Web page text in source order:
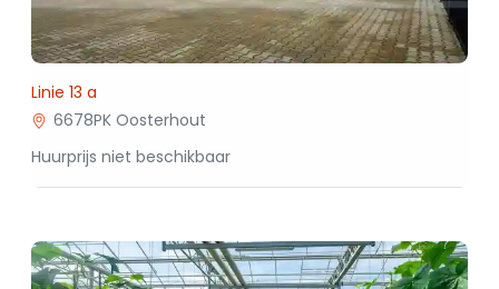
Linie 13 a
6678PK Oosterhout
Huurprijs niet beschikbaar